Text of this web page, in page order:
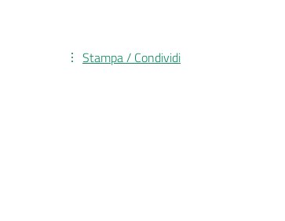
Stampa / Condividi